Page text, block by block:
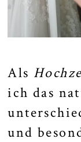
Als
ich das
und